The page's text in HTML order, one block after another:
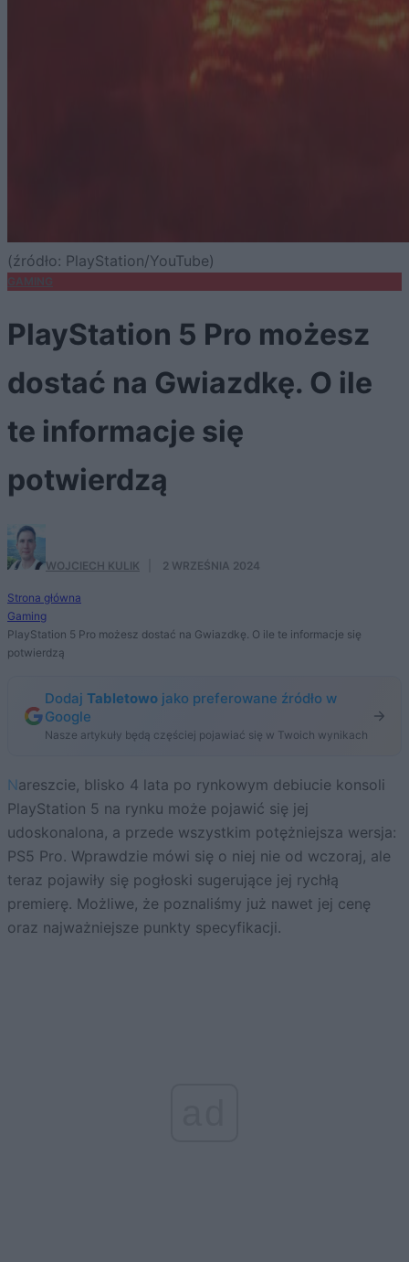
(źródło: PlayStation/YouTube)
PlayStation 5 Pro możesz
dostać na Gwiazdkę. O ile
te informacje się
potwierdzą
WOJCIECH KULIK 2 WRZEŚNIA 2024
Strona główna
Gaming
PlayStation 5 Pro możesz dostać na Gwiazdkę. O ile te informacje się
potwierdzą
Dodaj Tabletowo jako preferowane źródło w
Google
Nasze artykuły będą częściej pojawiać się w Twoich wynikach
Nareszcie, blisko 4 lata po rynkowym debiucie konsoli
PlayStation 5 na rynku może pojawić się jej
udoskonalona, a przede wszystkim potężniejsza wersja:
PS5 Pro. Wprawdzie mówi się o niej nie od wczoraj, ale
teraz pojawiły się pogłoski sugerujące jej rychłą
premierę. Możliwe, że poznaliśmy już nawet jej cenę
oraz najważniejsze punkty specyfikacji.